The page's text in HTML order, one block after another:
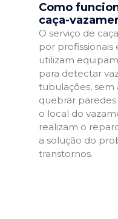
Como
caça-
O serviço de
por profissionais
utilizam
para detectar
tubulações, sem
quebrar
o local do
realizam o
a solução do
transtornos.